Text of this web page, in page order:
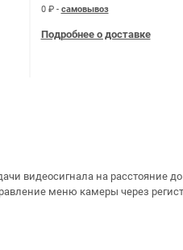
0 ₽ - самовывоз
Подробнее о доставке
видеосигнала на расстояние
меню камеры через